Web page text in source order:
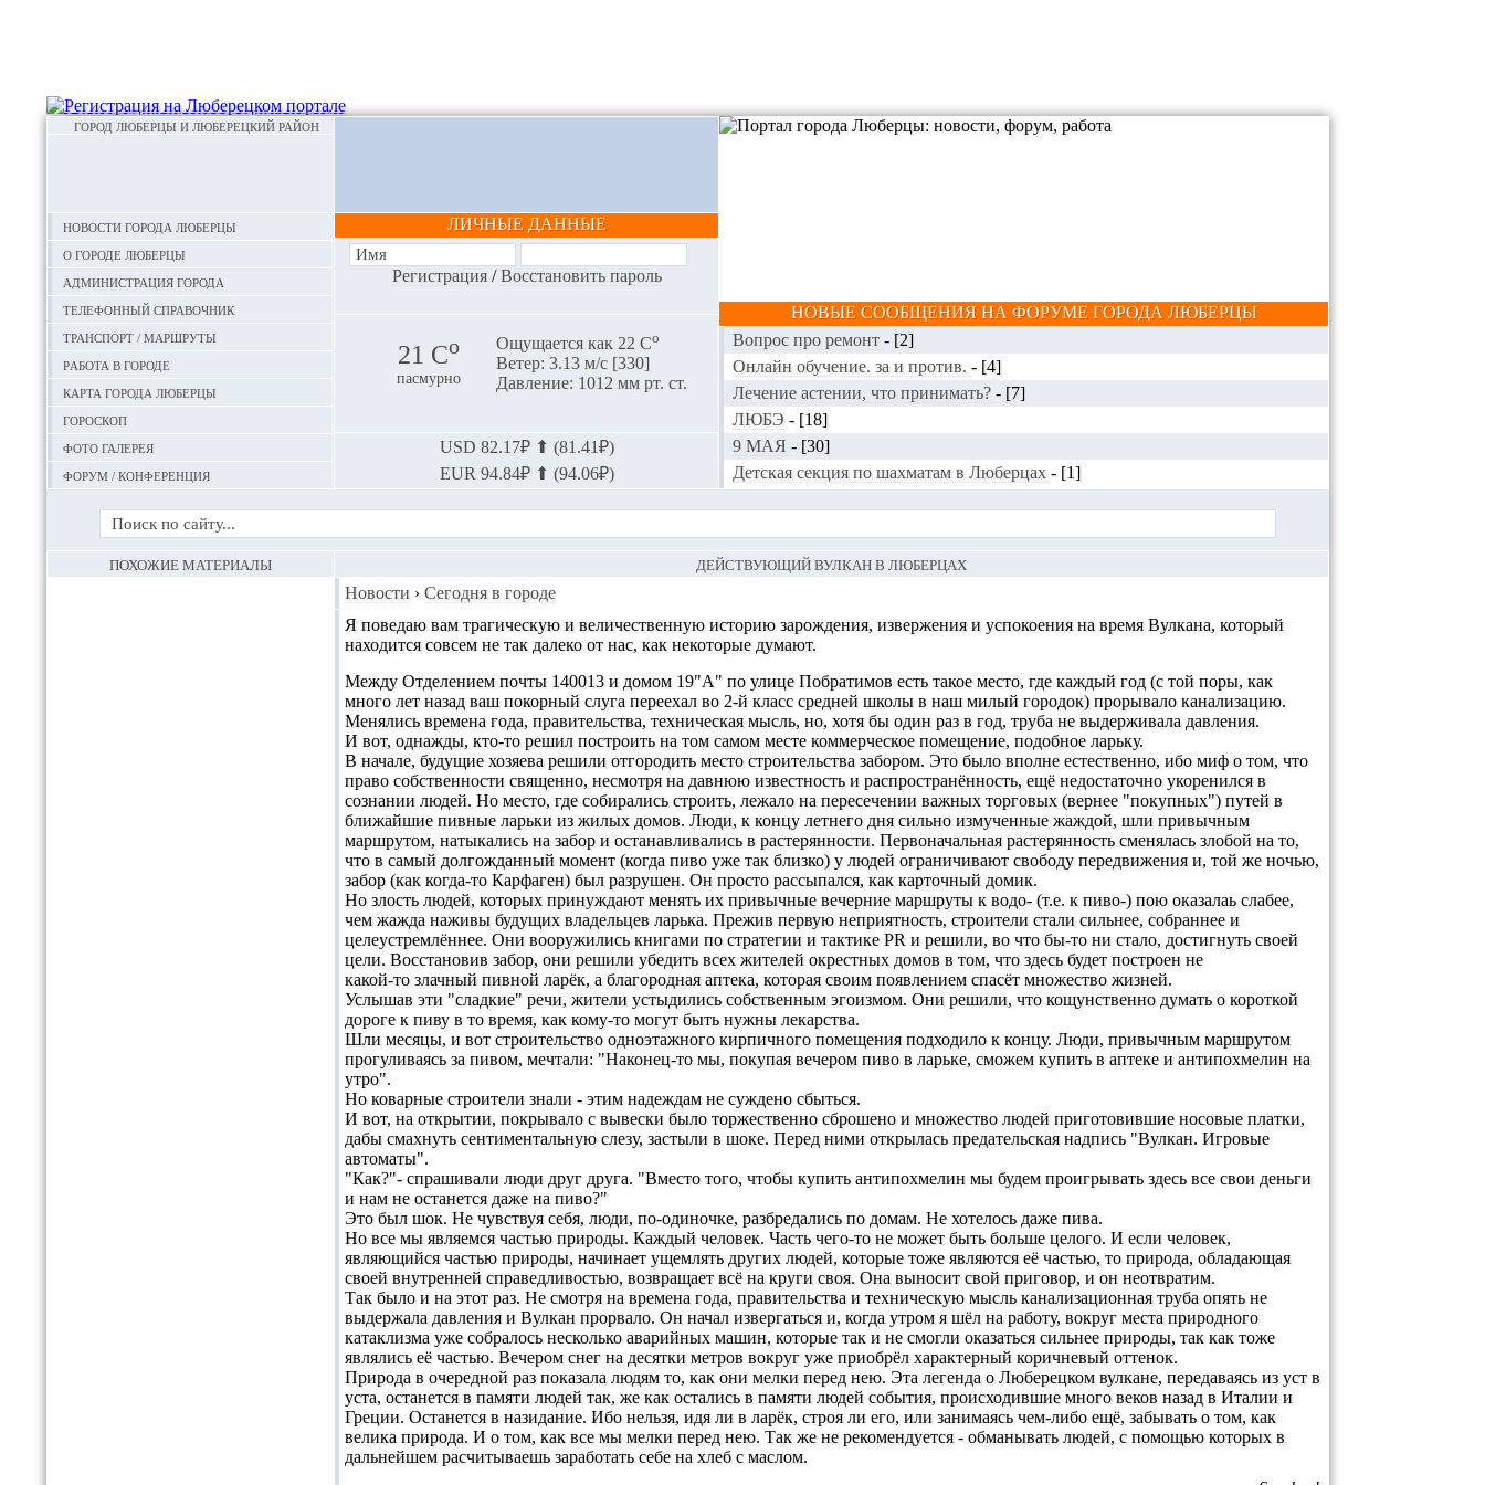
ГОРОД ЛЮБЕРЦЫ И ЛЮБЕРЕЦКИЙ РАЙОН
Новости города Люберцы
О городе Люберцы
Администрация города
Телефонный справочник
Транспорт / маршруты
Работа в городе
Карта города Люберцы
Гороскоп
Фото галерея
Форум / конференция
ЛИЧНЫЕ ДАННЫЕ
Регистрация/Восстановить пароль
21 Сo
пасмурно
Ощущается как 22 Сo
Ветер: 3.13 м/с [330]
Давление: 1012 мм рт. ст.
USD 82.17₽ ⬆ (81.41₽)
EUR 94.84₽ ⬆ (94.06₽)
НОВЫЕ СООБЩЕНИЯ НА ФОРУМЕ ГОРОДА ЛЮБЕРЦЫ
Вопрос про ремонт - [2]
Онлайн обучение. за и против. - [4]
Лечение астении, что принимать? - [7]
ЛЮБЭ - [18]
9 МАЯ - [30]
Детская секция по шахматам в Люберцах - [1]
ДЕЙСТВУЮЩИЙ ВУЛКАН В ЛЮБЕРЦАХ
Новости › Сегодня в городе
Я поведаю вам трагическую и величественную историю зарождения, извержения и успокоения на время Вулкана, который
находится совсем не так далеко от нас, как некоторые думают.
Между Отделением почты 140013 и домом 19"А" по улице Побратимов есть такое место, где каждый год (с той поры, как
много лет назад ваш покорный слуга переехал во 2-й класс средней школы в наш милый городок) прорывало канализацию.
Менялись времена года, правительства, техническая мысль, но, хотя бы один раз в год, труба не выдерживала давления.
И вот, однажды, кто-то решил построить на том самом месте коммерческое помещение, подобное ларьку.
В начале, будущие хозяева решили отгородить место строительства забором. Это было вполне естественно, ибо миф о том, что
право собственности священно, несмотря на давнюю известность и распространённость, ещё недостаточно укоренился в
сознании людей. Но место, где собирались строить, лежало на пересечении важных торговых (вернее "покупных") путей в
ближайшие пивные ларьки из жилых домов. Люди, к концу летнего дня сильно измученные жаждой, шли привычным
маршрутом, натыкались на забор и останавливались в растерянности. Первоначальная растерянность сменялась злобой на то,
что в самый долгожданный момент (когда пиво уже так близко) у людей ограничивают свободу передвижения и, той же ночью,
забор (как когда-то Карфаген) был разрушен. Он просто рассыпался, как карточный домик.
Но злость людей, которых принуждают менять их привычные вечерние маршруты к водо- (т.е. к пиво-) пою оказалаь слабее,
чем жажда наживы будущих владельцев ларька. Прежив первую неприятность, строители стали сильнее, собраннее и
целеустремлённее. Они вооружились книгами по стратегии и тактике PR и решили, во что бы-то ни стало, достигнуть своей
цели. Восстановив забор, они решили убедить всех жителей окрестных домов в том, что здесь будет построен не
какой-то злачный пивной ларёк, а благородная аптека, которая своим появлением спасёт множество жизней.
Услышав эти "сладкие" речи, жители устыдились собственным эгоизмом. Они решили, что кощунственно думать о короткой
дороге к пиву в то время, как кому-то могут быть нужны лекарства.
Шли месяцы, и вот строительство одноэтажного кирпичного помещения подходило к концу. Люди, привычным маршрутом
прогуливаясь за пивом, мечтали: "Наконец-то мы, покупая вечером пиво в ларьке, сможем купить в аптеке и антипохмелин на
утро".
Но коварные строители знали - этим надеждам не суждено сбыться.
И вот, на открытии, покрывало с вывески было торжественно сброшено и множество людей приготовившие носовые платки,
дабы смахнуть сентиментальную слезу, застыли в шоке. Перед ними открылась предательская надпись "Вулкан. Игровые
автоматы".
"Как?"- спрашивали люди друг друга. "Вместо того, чтобы купить антипохмелин мы будем проигрывать здесь все свои деньги
и нам не останется даже на пиво?"
Это был шок. Не чувствуя себя, люди, по-одиночке, разбредались по домам. Не хотелось даже пива.
Но все мы являемся частью природы. Каждый человек. Часть чего-то не может быть больше целого. И если человек,
являющийся частью природы, начинает ущемлять других людей, которые тоже являются её частью, то природа, обладающая
своей внутренней справедливостью, возвращает всё на круги своя. Она выносит свой приговор, и он неотвратим.
Так было и на этот раз. Не смотря на времена года, правительства и техническую мысль канализационная труба опять не
выдержала давления и Вулкан прорвало. Он начал извергаться и, когда утром я шёл на работу, вокруг места природного
катаклизма уже собралось несколько аварийных машин, которые так и не смогли оказаться сильнее природы, так как тоже
являлись её частью. Вечером снег на десятки метров вокруг уже приобрёл характерный коричневый оттенок.
Природа в очередной раз показала людям то, как они мелки перед нею. Эта легенда о Люберецком вулкане, передаваясь из уст в
уста, останется в памяти людей так, же как остались в памяти людей события, происходившие много веков назад в Италии и
Греции. Останется в назидание. Ибо нельзя, идя ли в ларёк, строя ли его, или занимаясь чем-либо ещё, забывать о том, как
велика природа. И о том, как все мы мелки перед нею. Так же не рекомендуется - обманывать людей, с помощью которых в
дальнейшем расчитываешь заработать себе на хлеб с маслом.
ПОХОЖИЕ МАТЕРИАЛЫ